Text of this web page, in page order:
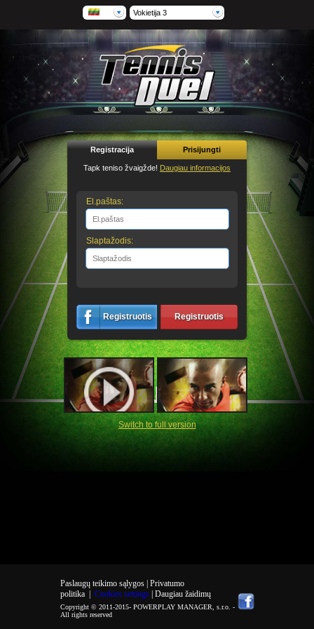
Vokietija 3
Registracija Prisijungti
Tapk teniso žvaigžde! Daugiau informacijos
El.paštas:
Slaptažodis:
Registruotis Registruotis
Switch to full version
Paslaugų teikimo sąlygos | Privatumo
politika| Cookies settings | Daugiau žaidimų
Copyright © 2011-2015- POWERPLAY MANAGER, s.r.o. -
All rights reserved